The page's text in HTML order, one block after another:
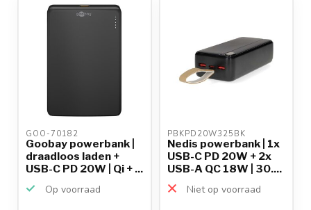
GOO-70182
Goobay powerbank |
draadloos laden +
USB-C PD 20W | Qi + ...
Op voorraad
PBKPD20W325BK
Nedis powerbank | 1x
USB-C PD 20W + 2x
USB-A QC 18W | 30....
Niet op voorraad